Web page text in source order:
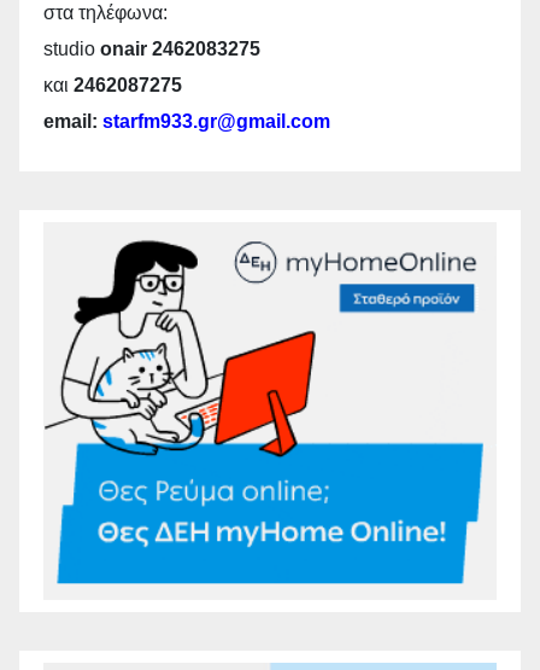
στα τηλέφωνα:
studio onair 2462083275
και 2462087275
email: starfm933.gr@gmail.com